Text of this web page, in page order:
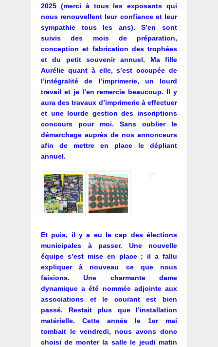
2025 (merci à tous les exposants qui
nous renouvellent leur confiance et leur
sympathie tous les ans). S’en sont
suivis des mois de préparation,
conception et fabrication des trophées
et du petit souvenir annuel. Ma fille
Aurélie quant à elle, s’est occupée de
l’intégralité de l’imprimerie, un lourd
travail et je l’en remercie beaucoup. Il y
aura des travaux d’imprimerie à effectuer
et une lourde gestion des inscriptions
concours pour moi. Sans oublier le
démarchage auprès de nos annonceurs
afin de mettre en place le dépliant
annuel.
Et puis, il y a eu le cap des élections
municipales à passer. Une nouvelle
équipe s’est mise en place ; il a fallu
expliquer à nouveau ce que nous
faisions. Une charmante dame
dynamique a été nommée adjointe aux
associations et le courant est bien
passé. Restait plus que l’installation
matérielle. Cette année le 1er mai
tombait le vendredi, nous avons donc
choisi de monter la salle le jeudi matin